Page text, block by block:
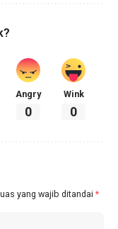
Angry
0
Wink
0
yang wajib ditandai *